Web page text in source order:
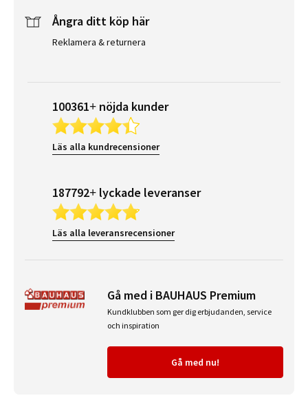
Ångra ditt köp här
Reklamera & returnera
100361+ nöjda kunder
Läs alla kundrecensioner
187792+ lyckade leveranser
Läs alla leveransrecensioner
Gå med i BAUHAUS Premium
Kundklubben som ger dig erbjudanden, service
och inspiration
Gå med nu!